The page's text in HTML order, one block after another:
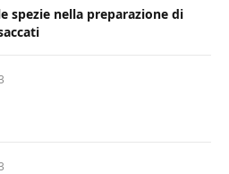
spezie nella preparazione di